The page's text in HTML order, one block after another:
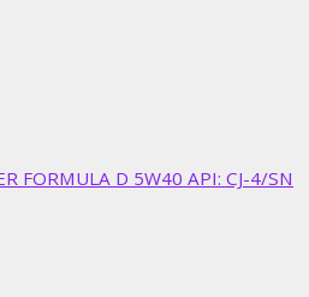
FORMULA D 5W40 API: CJ-4/SN